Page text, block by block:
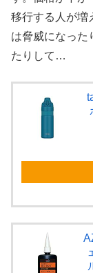
移行する人が増
は脅威になった
たりして…